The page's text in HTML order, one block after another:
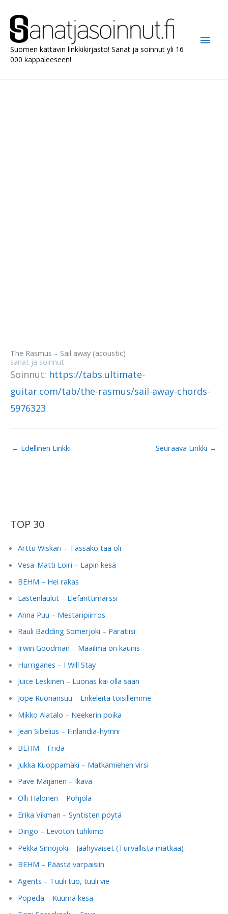
sisältöön
Suomen kattavin linkkikirjasto! Sanat ja soinnut yli 16
000 kappaleeseen!
The Rasmus – Sail away (acoustic)
sanat ja soinnut
Soinnut: https://tabs.ultimate-
guitar.com/tab/the-rasmus/sail-away-chords-
5976323
← Edellinen Linkki Seuraava Linkki →
TOP 30
Arttu Wiskari – Tässäkö tää oli
Vesa-Matti Loiri – Lapin kesä
BEHM – Hei rakas
Lastenlaulut – Elefanttimarssi
Anna Puu – Mestaripiirros
Rauli Badding Somerjoki – Paratiisi
Irwin Goodman – Maailma on kaunis
Hurriganes – I Will Stay
Juice Leskinen – Luonas kai olla saan
Jope Ruonansuu – Enkeleitä toisillemme
Mikko Alatalo – Neekerin poika
Jean Sibelius – Finlandia-hymni
BEHM – Frida
Jukka Kuoppamäki – Matkamiehen virsi
Pave Maijanen – Ikävä
Olli Halonen – Pohjola
Erika Vikman – Syntisten pöytä
Dingo – Levoton tuhkimo
Pekka Simojoki – Jäähyväiset (Turvallista matkaa)
BEHM – Päästä varpaisiin
Agents – Tuuli tuo, tuuli vie
Popeda – Kuuma kesä